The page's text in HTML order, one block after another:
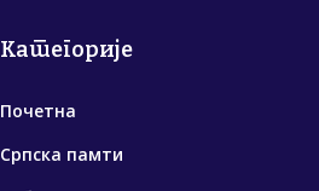
Категорије
Почетна
Српска памти